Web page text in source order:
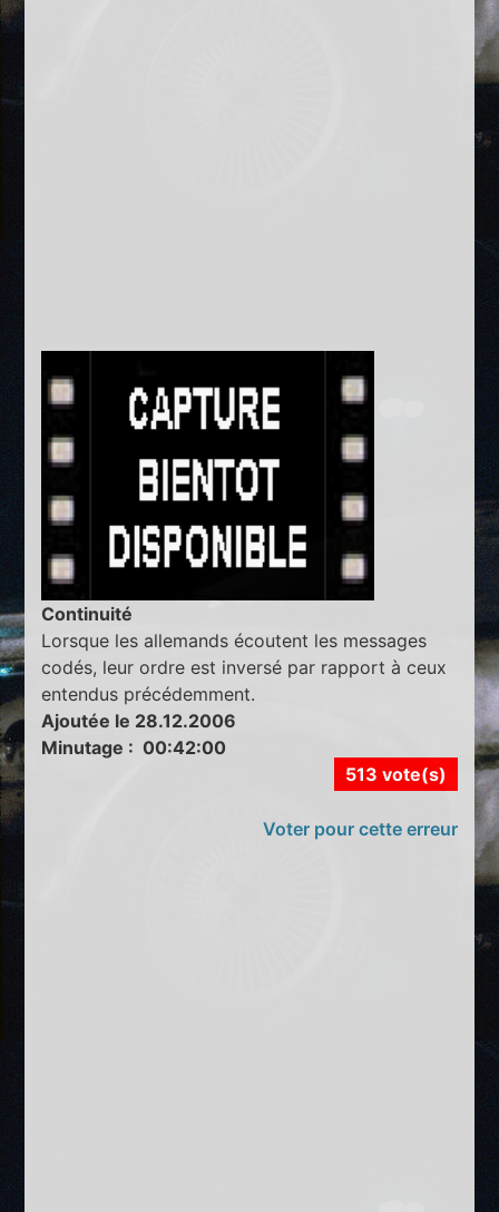
Continuité
Lorsque les allemands écoutent les messages
codés, leur ordre est inversé par rapport à ceux
entendus précédemment.
Ajoutée le 28.12.2006
Minutage : 00:42:00
513 vote(s)
Voter pour cette erreur